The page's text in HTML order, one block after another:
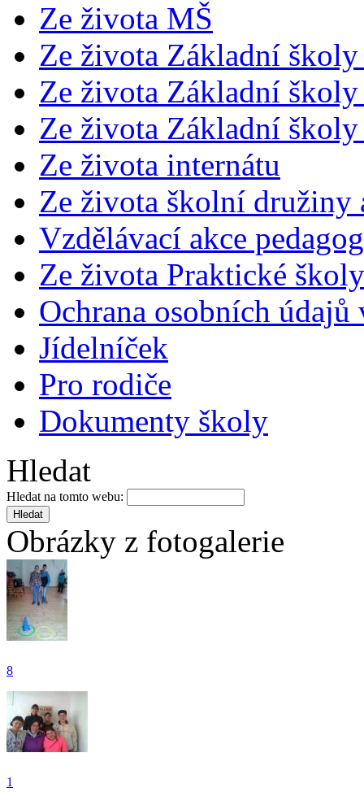
Ze života MŠ
Ze života Základní
Ze života Základní
Ze života Základní
Ze života internátu
Ze života školní družiny
Vzdělávací akce
Ze života Praktické školy
Ochrana osobních údajů
Jídelníček
Pro rodiče
Dokumenty školy
Hledat
Hledat na tomto webu:
Obrázky z fotogalerie
8
1